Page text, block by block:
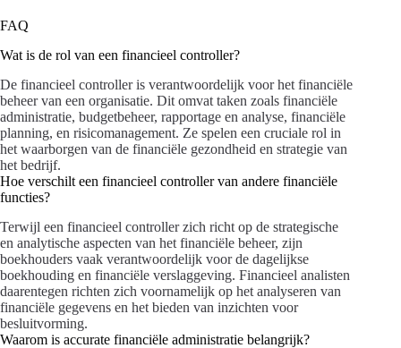
FAQ
Wat is de rol van een financieel controller?
De financieel controller is verantwoordelijk voor het financiële
beheer van een organisatie. Dit omvat taken zoals financiële
administratie, budgetbeheer, rapportage en analyse, financiële
planning, en risicomanagement. Ze spelen een cruciale rol in
het waarborgen van de financiële gezondheid en strategie van
het bedrijf.
Hoe verschilt een financieel controller van andere financiële
functies?
Terwijl een financieel controller zich richt op de strategische
en analytische aspecten van het financiële beheer, zijn
boekhouders vaak verantwoordelijk voor de dagelijkse
boekhouding en financiële verslaggeving. Financieel analisten
daarentegen richten zich voornamelijk op het analyseren van
financiële gegevens en het bieden van inzichten voor
besluitvorming.
Waarom is accurate financiële administratie belangrijk?